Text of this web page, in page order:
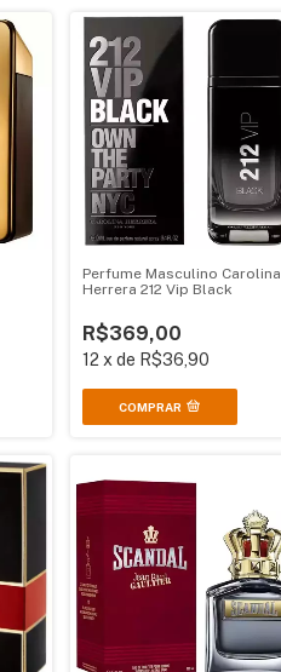
Perfume Masculino Carolina
Herrera 212 Vip Black
R$369,00
12 xde R$36,90
COMPRAR